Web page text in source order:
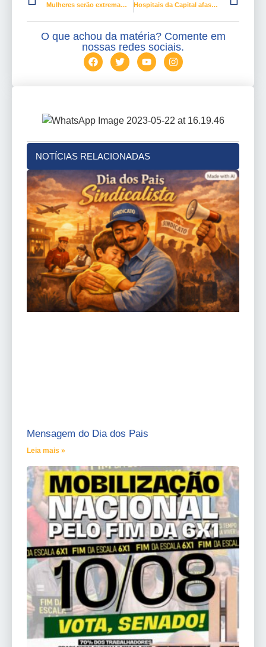
Mulheres serão extremamente prejudicadas pela Reforma da Previdência Hospitais da Capital afastam pelo menos 149 mulheres após STF proibir trabalho em locais insalubres
O que achou da matéria? Comente em
nossas redes sociais.
NOTÍCIAS RELACIONADAS
Mensagem do Dia dos Pais
Leia mais »